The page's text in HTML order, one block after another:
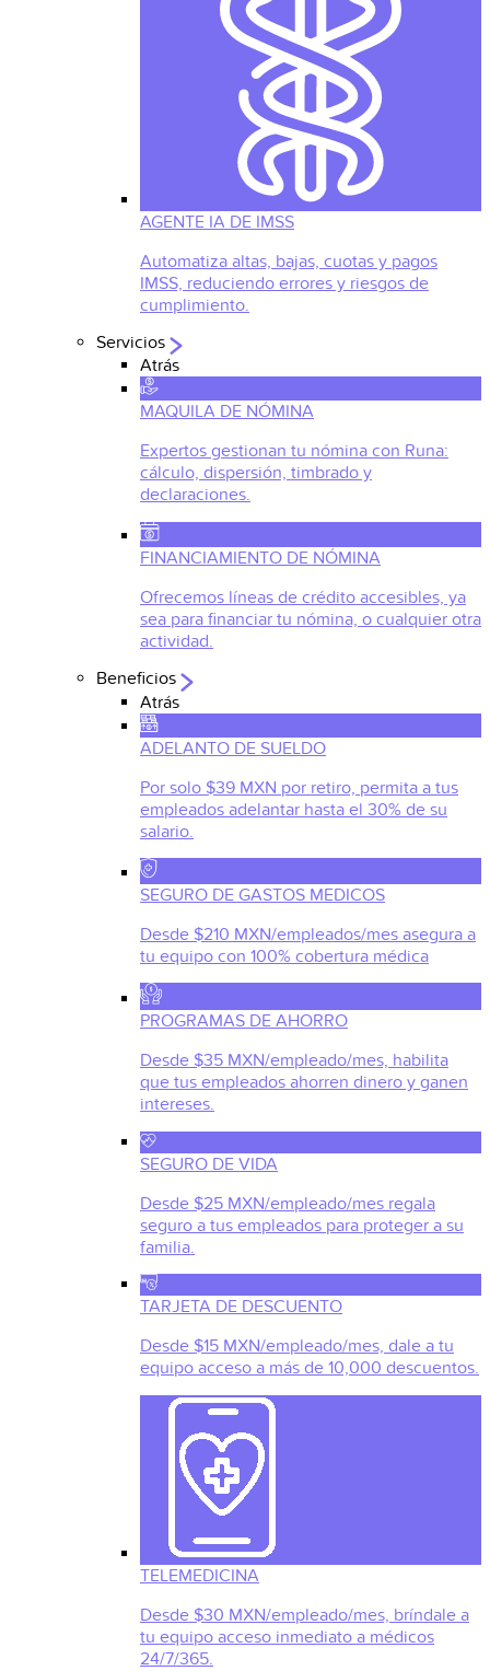
AGENTE IA DE IMSS
Automatiza altas, bajas, cuotas y pagos
IMSS, reduciendo errores y riesgos de
cumplimiento.
Servicios
Atrás
MAQUILA DE NÓMINA
Expertos gestionan tu nómina con Runa:
cálculo, dispersión, timbrado y
declaraciones.
FINANCIAMIENTO DE NÓMINA
Ofrecemos líneas de crédito accesibles, ya
sea para financiar tu nómina, o cualquier otra
actividad.
Beneficios
Atrás
ADELANTO DE SUELDO
Por solo $39 MXN por retiro, permita a tus
empleados adelantar hasta el 30% de su
salario.
SEGURO DE GASTOS MEDICOS
Desde $210 MXN/empleados/mes asegura a
tu equipo con 100% cobertura médica
PROGRAMAS DE AHORRO
Desde $35 MXN/empleado/mes, habilita
que tus empleados ahorren dinero y ganen
intereses.
SEGURO DE VIDA
Desde $25 MXN/empleado/mes regala
seguro a tus empleados para proteger a su
familia.
TARJETA DE DESCUENTO
Desde $15 MXN/empleado/mes, dale a tu
equipo acceso a más de 10,000 descuentos.
TELEMEDICINA
Desde $30 MXN/empleado/mes, bríndale a
tu equipo acceso inmediato a médicos
24/7/365.